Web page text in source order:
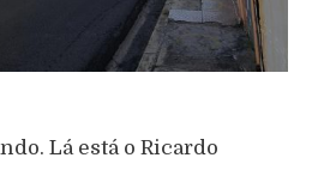
Lá está o Ricardo